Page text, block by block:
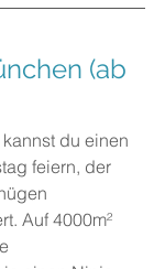
(ab
du einen
feiern, der
Auf 4000m²